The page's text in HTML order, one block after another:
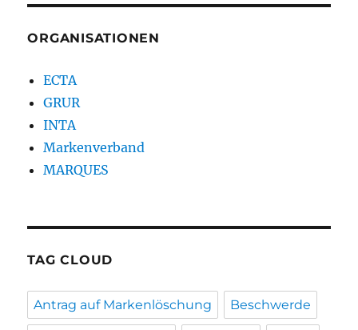
ORGANISATIONEN
ECTA
GRUR
INTA
Markenverband
MARQUES
TAG CLOUD
Antrag auf Markenlöschung Beschwerde